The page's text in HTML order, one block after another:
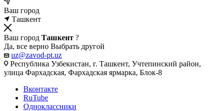
Ваш город
Ташкент
Ваш город Ташкент ?
Да, все верно Выбрать другой
uz@zavod-pt.uz
Республика Узбекистан, г. Ташкент, Учтепинский район,
улица Фархадская, Фархадская ярмарка, Блок-8
Вконтакте
RuTube
Одноклассники